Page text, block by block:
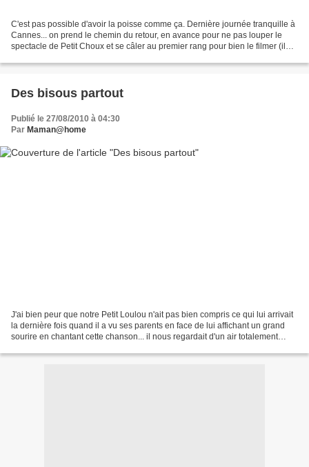
C'est pas possible d'avoir la poisse comme ça. Dernière journée tranquille à
Cannes... on prend le chemin du retour, en avance pour ne pas louper le
spectacle de Petit Choux et se câler au premier rang pour bien le filmer (il
Des bisous partout
Publié le 27/08/2010 à 04:30
Par Maman@home
J'ai bien peur que notre Petit Loulou n'ait pas bien compris ce qui lui arrivait
la dernière fois quand il a vu ses parents en face de lui affichant un grand
sourire en chantant cette chanson... il nous regardait d'un air totalement